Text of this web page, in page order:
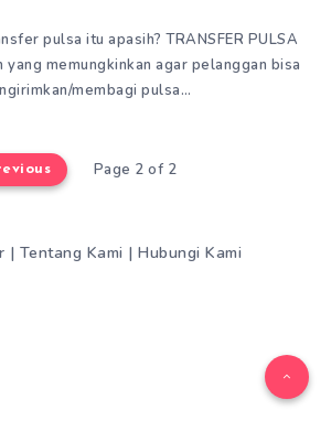
pulsa itu apasih? TRANSFER PULSA
yang memungkinkan agar pelanggan bisa
membagi pulsa…
Page 2 of 2
| Tentang Kami | Hubungi Kami